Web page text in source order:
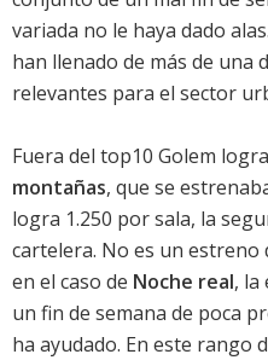
variada no le haya dado
han llenado de más de una
relevantes para el sector
Fuera del top10 Golem logra
montañas, que se
logra 1.250 por sala, la
cartelera. No es un
en el caso de Noche real, la
un fin de semana de poca
ha ayudado. En este rango